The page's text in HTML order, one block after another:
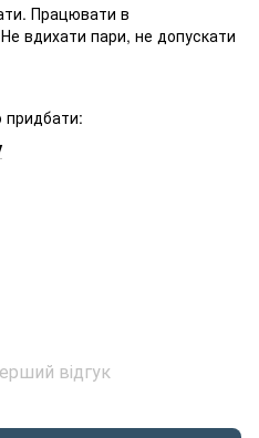
Працювати в
вдихати пари, не допускати
відгук